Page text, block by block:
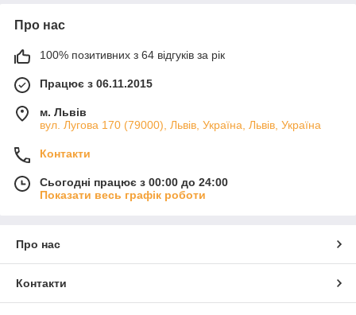
Про нас
100% позитивних з 64 відгуків за рік
Працює з 06.11.2015
м. Львів
вул. Лугова 170 (79000), Львів, Україна, Львів, Україна
Контакти
Сьогодні працює з 00:00 до 24:00
Показати весь графік роботи
Про нас
Контакти